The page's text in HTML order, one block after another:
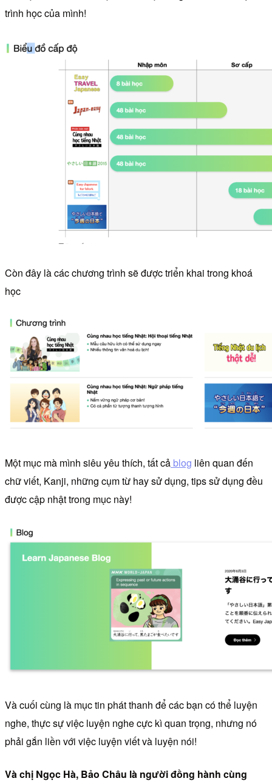
trình học của mình!
Còn đây là các chương trình sẽ được triển khai trong khoá
học
Một mục mà mình siêu yêu thích, tất cả blog liên quan đến
chữ viết, Kanji, những cụm từ hay sử dụng, tips sử dụng đều
được cập nhật trong mục này!
Và cuối cùng là mục tin phát thanh để các bạn có thể luyện
nghe, thực sự việc luyện nghe cực kì quan trọng, nhưng nó
phải gắn liền với việc luyện viết và luyện nói!
Và chị Ngọc Hà, Bảo Châu là người đồng hành cùng